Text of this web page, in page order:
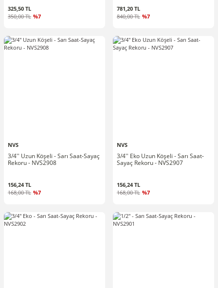
325,50 TL
350,00 TL %7
781,20 TL
840,00 TL %7
NVS
3/4'' Uzun Köşeli - Sarı Saat-Sayaç
Rekoru - NVS2908
156,24 TL
168,00 TL %7
NVS
3/4'' Eko Uzun Köşeli - Sarı Saat-
Sayaç Rekoru - NVS2907
156,24 TL
168,00 TL %7